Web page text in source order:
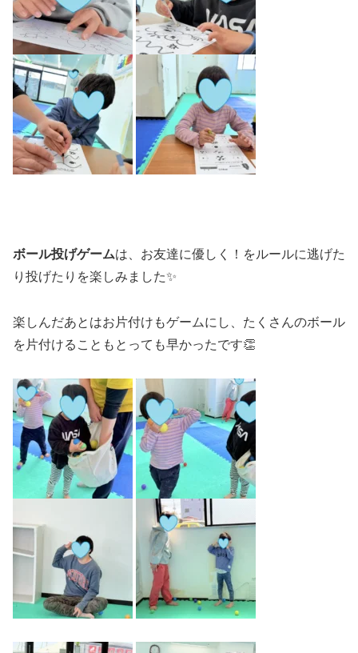
ボール投げゲームは、お友達に優しく！をルールに逃げた
り投げたりを楽しみました✨
楽しんだあとはお片付けもゲームにし、たくさんのボール
を片付けることもとっても早かったです👏